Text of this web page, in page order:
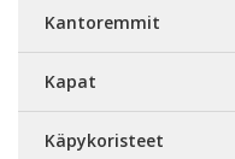
Kantoremmit
Kapat
Käpykoristeet